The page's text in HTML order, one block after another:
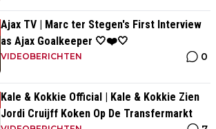
Ajax TV | Marc ter Stegen's First Interview
as Ajax Goalkeeper 🤍❤️🤍
VIDEOBERICHTEN 0
Kale & Kokkie Official | Kale & Kokkie Zien
Jordi Cruijff Koken Op De Transfermarkt